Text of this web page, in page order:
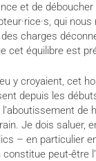
et de
qui
charges
cet équilibre est
y croyaient, cet
depuis les
de
Je dois saluer,
– en particulier
constitue peut-être